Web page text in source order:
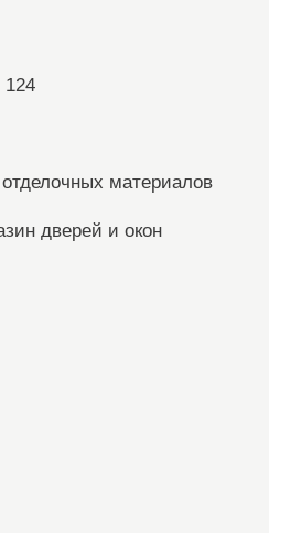
124
материалов
дверей и окон